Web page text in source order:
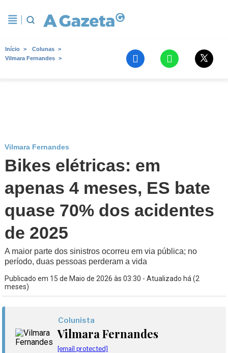
Início
Colunas
Vilmara Fernandes
Vilmara Fernandes
Bikes elétricas: em
apenas 4 meses, ES bate
quase 70% dos acidentes
de 2025
A maior parte dos sinistros ocorreu em via pública; no
período, duas pessoas perderam a vida
Publicado em 15 de Maio de 2026 às 03:30 - Atualizado há (2
meses)
Colunista
Vilmara Fernandes
[email protected]